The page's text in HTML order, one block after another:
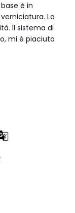
è in
La
Il sistema di
mi è piaciuta